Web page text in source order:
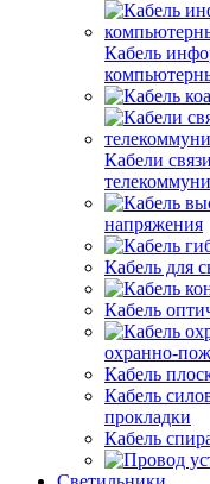
Кабель
Кабели
напряжения
Кабель для
Кабель
охранно-
Кабель
Кабель
прокладки
Кабель